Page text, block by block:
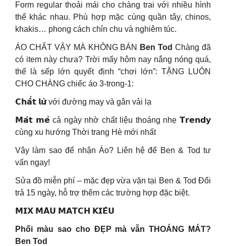
Form regular thoải mái cho chàng trai với nhiều hình
thể khác nhau. Phù hợp mặc cùng quần tây, chinos,
khakis… phong cách chỉn chu và nghiêm túc.
ÁO CHẤT VẬY MÀ KHÔNG BÁN Ben TodChàng đã
có item này chưa? Trời mấy hôm nay nắng nóng quá,
thế là sếp lớn quyết định “chơi lớn”: TẶNG LUÔN
CHO CHÀNG chiếc áo 3-trong-1:
𝗖𝗵𝗮̂́𝘁 𝗹𝘂̛̀ với đường may và gân vải lạ
𝗠𝗮́𝘁 𝗺𝗲̉ cả ngày nhờ chất liệu thoáng nhẹ 𝗧𝗿𝗲𝗻𝗱𝘆
cùng xu hướng Thời trang Hè mới nhất
Vậy làm sao để nhận Áo? Liên hệ để Ben & Tod tư
vấn ngay!
Sửa đồ miễn phí – mặc đẹp vừa vặn tại Ben & Tod Đổi
trả 15 ngày, hỗ trợ thêm các trường hợp đặc biệt.
𝗠𝗜𝗫 𝗠𝗔̀𝗨 𝗠𝗔𝗧𝗖𝗛 𝗞𝗜𝗘̂̉𝗨
Phối màu sao cho ĐẸP mà vẫn THOÁNG MÁT?
Ben Tod